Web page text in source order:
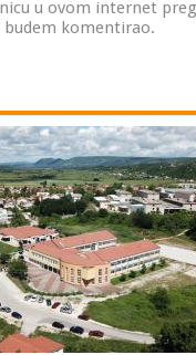
u ovom internet
budem komentirao.